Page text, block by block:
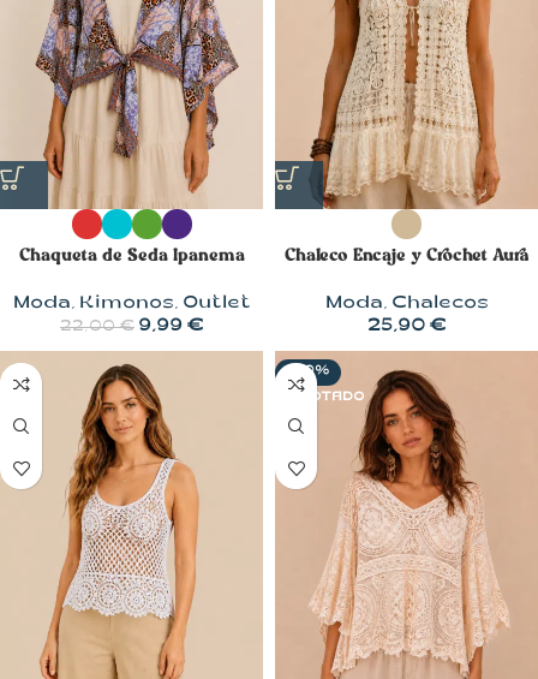
Chaqueta de Seda Ipanema
Moda, Kimonos, Outlet
22,00€ 9,99 €
Chaleco Encaje y Crochet Aura
Moda, Chalecos
25,90 €
-20%
AGOTADO